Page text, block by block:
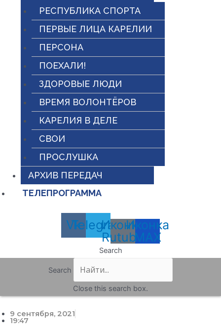
РЕСПУБЛИКА СПОРТА
ПЕРВЫЕ ЛИЦА КАРЕЛИИ
ПЕРСОНА
ПОЕХАЛИ!
ЗДОРОВЫЕ ЛЮДИ
ВРЕМЯ ВОЛОНТЁРОВ
КАРЕЛИЯ В ДЕЛЕ
СВОИ
ПРОСЛУШКА
АРХИВ ПЕРЕДАЧ
ТЕЛЕПРОГРАММА
Vk
Telegram
Иконка
Rutube
Иконка
MAX
Search
Search
Close this search box.
9 сентября, 2021
19:47